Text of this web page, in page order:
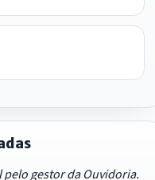
gestor da Ouvidoria.